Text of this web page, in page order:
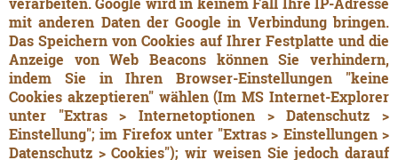
mit anderen Daten der Google in Verbindung bringen.
Das Speichern von Cookies auf Ihrer Festplatte und die
Anzeige von Web Beacons können Sie verhindern,
indem Sie in Ihren Browser-Einstellungen "keine
Cookies akzeptieren" wählen (Im MS Internet-Explorer
unter "Extras > Internetoptionen > Datenschutz >
Einstellung"; im Firefox unter "Extras > Einstellungen >
Datenschutz > Cookies"); wir weisen Sie jedoch darauf